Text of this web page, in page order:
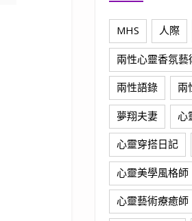
MHS 人際
兩性心靈香氛藝
兩性語錄 兩
夢翔夫妻 心
心靈穿搭日記
心靈美學風格師
心靈藝術療癒師